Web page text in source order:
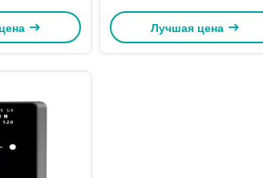
битный LX6
4G
машины Опции: 4G
(необязательно) / Ethernet /
Лучшая цена